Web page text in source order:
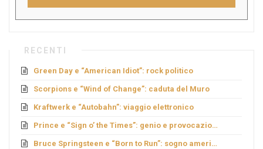
RECENTI
Green Day e “American Idiot”: rock politico
Scorpions e “Wind of Change”: caduta del Muro
Kraftwerk e “Autobahn”: viaggio elettronico
Prince e “Sign o’ the Times”: genio e provocazione
Bruce Springsteen e “Born to Run”: sogno americano